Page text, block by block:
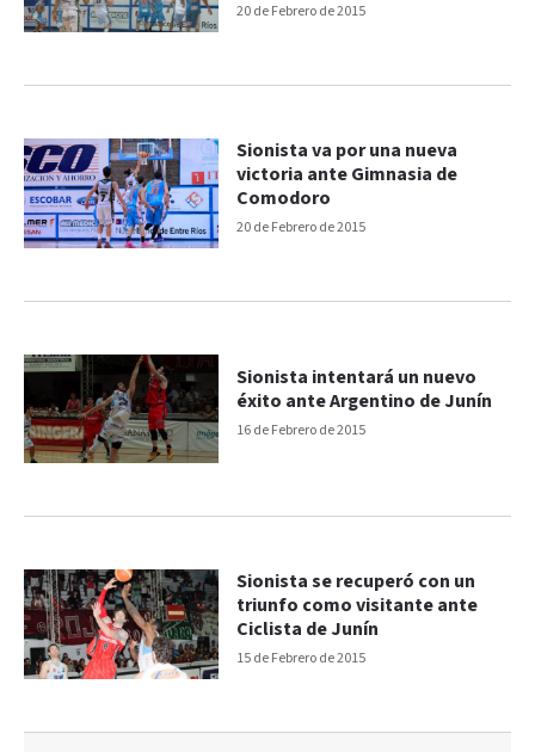
20 de Febrero de 2015
20 de Febrero de 2015
Sionista va por una nueva
victoria ante Gimnasia de
Comodoro
16 de Febrero de 2015
Sionista intentará un nuevo
éxito ante Argentino de Junín
15 de Febrero de 2015
Sionista se recuperó con un
triunfo como visitante ante
Ciclista de Junín